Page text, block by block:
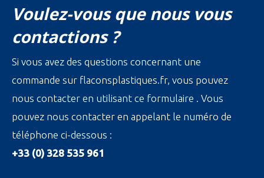
Voulez-vous que nous vous
contactions ?
Si vous avez des questions concernant une
commande sur flaconsplastiques.fr, vous pouvez
nous contacter en utilisant ce formulaire . Vous
pouvez nous contacter en appelant le numéro de
téléphone ci-dessous :
+33 (0) 328 535 961